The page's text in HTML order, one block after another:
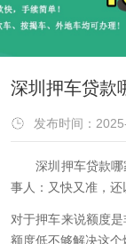
深圳押车贷款
发布时间：
深圳押车贷款哪
事人：又快又准，还
对于押车来说额度
额度低不够解决这个